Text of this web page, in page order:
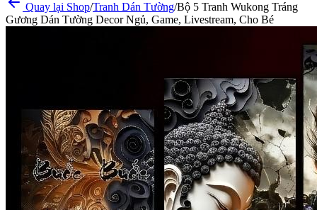
Quay lại Shop/Tranh Dán Tường/Bộ 5 Tranh Wukong Tráng
Gương Dán Tường Decor Ngủ, Game, Livestream, Cho Bé